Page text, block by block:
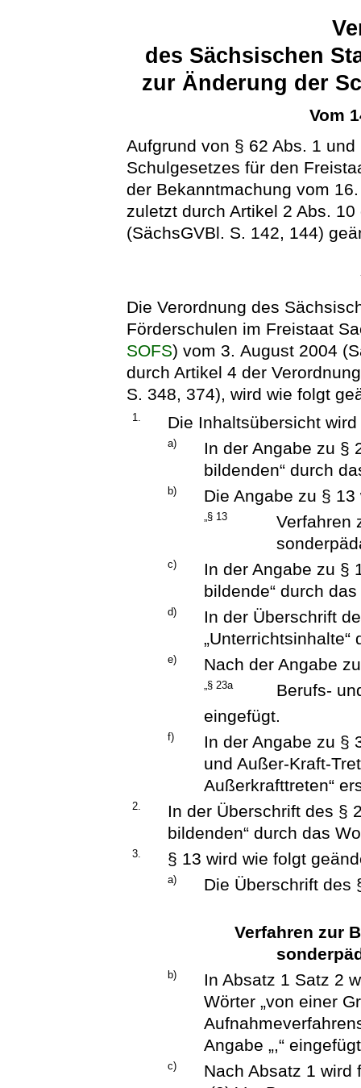
des Sächsischen
zur Änderung der
Vom
Aufgrund von § 62 Abs. 1
Schulgesetzes für den
der Bekanntmachung vom
zuletzt durch Artikel 2 Abs.
(SächsGVBl. S. 142, 144)
Die Verordnung des
Förderschulen im Freistaat
SOFS) vom 3. August 2004
durch Artikel 4 der
S. 348, 374), wird wie folgt
1. Die Inhaltsübersicht
a)
In der Angabe zu §
bildenden“ durch
b) Die Angabe zu §
„§ 13
Verfahren
c)
In der Angabe zu §
bildende“ durch
d)
In der Überschrift
„Unterrichtsinhalte“
e) Nach der Angabe
„§ 23a
Berufs-
eingefügt.
f)
In der Angabe zu §
und Außer-Kraft-
Außerkrafttreten“
2.
In der Überschrift des §
bildenden“ durch das
3. § 13 wird wie folgt
a) Die Überschrift des
Verfahren zur
b)
In Absatz 1 Satz 2
Wörter „von einer
Angabe „,“
c)
Nach Absatz 1 wird